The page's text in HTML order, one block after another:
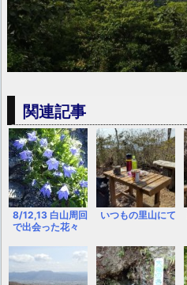
関連記事
8/12,13 白山周回
で出会った花々
いつもの里山にて